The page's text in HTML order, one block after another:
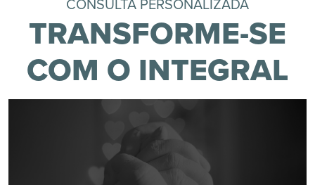
TRANSFORME-SE
COM O INTEGRAL